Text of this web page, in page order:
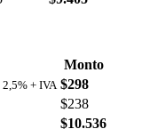
Monto
2,5% + IVA $298
$238
$10.536